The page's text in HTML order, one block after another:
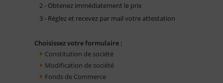
2 - Obtenez immédiatement le prix
3 - Réglez et recevez par mail votre attestation
Choisissez votre formulaire :
Constitution de société
Modification de société
Fonds de Commerce